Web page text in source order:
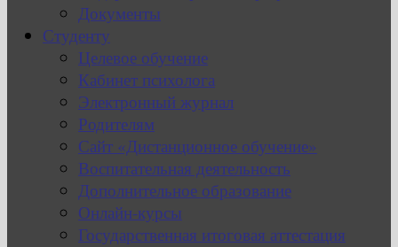
Документы
Студенту
Целевое обучение
Кабинет психолога
Электронный журнал
Родителям
Сайт «Дистанционное обучение»
Воспитательная деятельность
Дополнительное образование
Онлайн-курсы
Государственная итоговая аттестация